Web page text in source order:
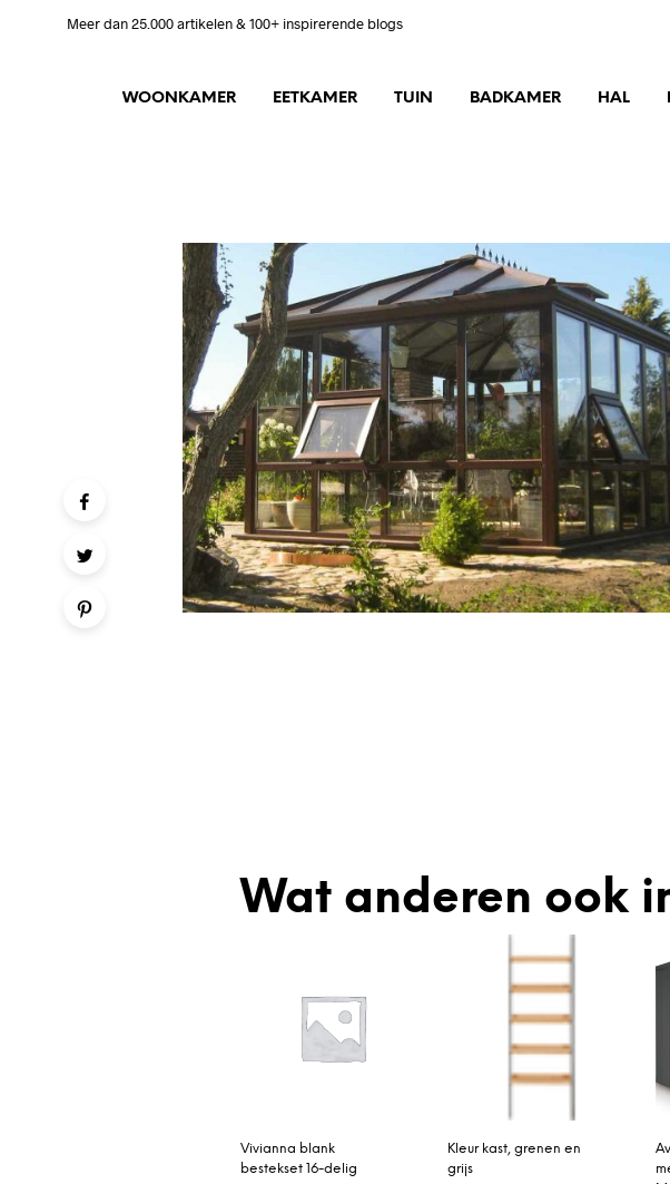
Meer dan 25.000 artikelen & 100+ inspirerende blogs
WOONKAMER EETKAMER TUIN BADKAMER HAL
Wat anderen ook
Vivianna blank
bestekset 16-delig
Kleur kast, grenen en
grijs